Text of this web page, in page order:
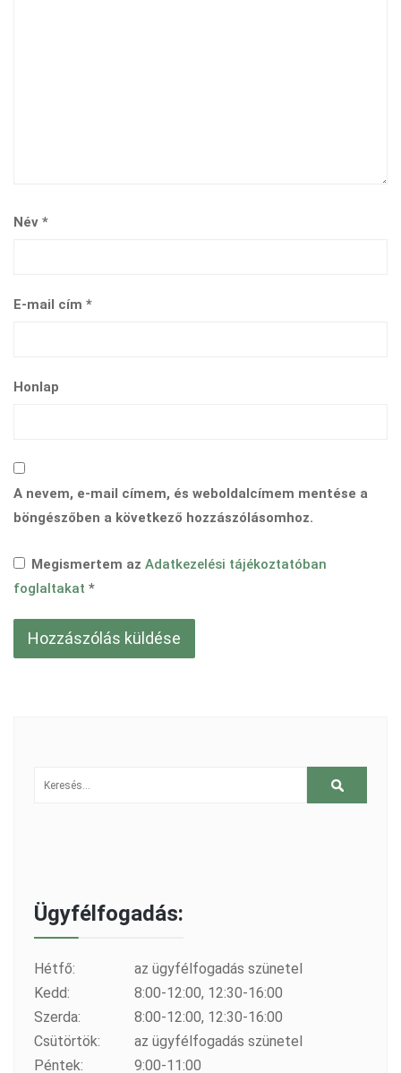
Név *
E-mail cím *
Honlap
A nevem, e-mail címem, és weboldalcímem mentése a
böngészőben a következő hozzászólásomhoz.
Megismertem az Adatkezelési tájékoztatóban
foglaltakat *
Ügyfélfogadás:
Hétfő:
az ügyfélfogadás szünetel
Kedd:
8:00-12:00, 12:30-16:00
Szerda:
8:00-12:00, 12:30-16:00
Csütörtök:
az ügyfélfogadás szünetel
Péntek:
9:00-11:00